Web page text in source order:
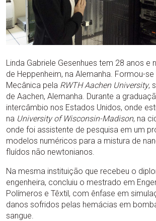
Linda Gabriele Gesenhues tem 28 anos e
de Heppenheim, na Alemanha. Formou-
Mecânica pela RWTH Aachen University,
de Aachen, Alemanha. Durante a
intercâmbio nos Estados Unidos, onde
na University of Wisconsin-Madison, na
onde foi assistente de pesquisa em um
modelos numéricos para a mistura de
fluídos não newtonianos.
Na mesma instituição que recebeu o
engenheira, concluiu o mestrado em
Polímeros e Têxtil, com ênfase em
danos sofridos pelas hemácias em
sangue.